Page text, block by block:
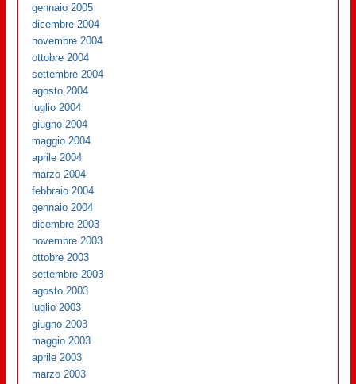
gennaio 2005
dicembre 2004
novembre 2004
ottobre 2004
settembre 2004
agosto 2004
luglio 2004
giugno 2004
maggio 2004
aprile 2004
marzo 2004
febbraio 2004
gennaio 2004
dicembre 2003
novembre 2003
ottobre 2003
settembre 2003
agosto 2003
luglio 2003
giugno 2003
maggio 2003
aprile 2003
marzo 2003